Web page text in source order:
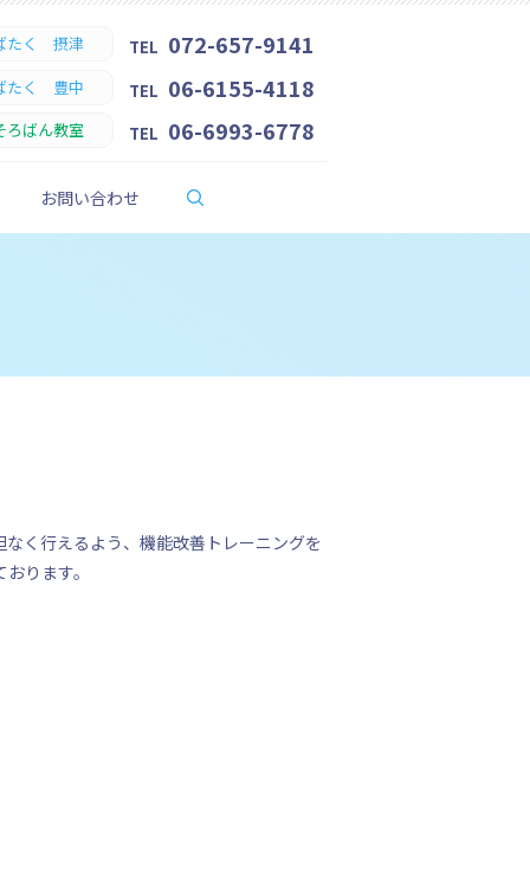
たく 摂津 TEL 072-657-9141
たく 豊中 TEL 06-6155-4118
ろばん教室 TEL 06-6993-6778
お問い合わせ
く行えるよう、機能改善トレーニングを
ります。